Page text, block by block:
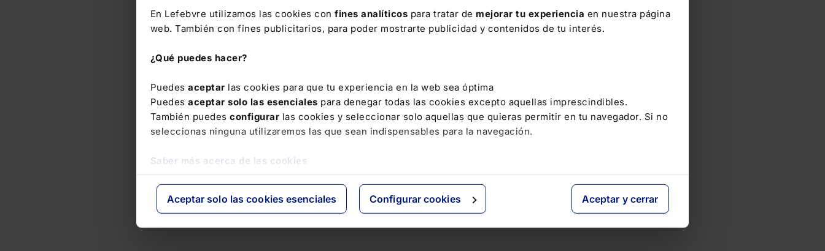
En Lefebvre utilizamos las cookies con fines analíticos para tratar de mejorar tu experiencia en nuestra página
web. También con fines publicitarios, para poder mostrarte publicidad y contenidos de tu interés.
¿Qué puedes hacer?
Puedes aceptar las cookies para que tu experiencia en la web sea óptima
Puedes aceptar solo las esenciales para denegar todas las cookies excepto aquellas imprescindibles.
También puedes configurar las cookies y seleccionar solo aquellas que quieras permitir en tu navegador. Si no
seleccionas ninguna utilizaremos las que sean indispensables para la navegación.
Saber más acerca de las cookies
Aceptar solo las cookies esenciales Configurar cookies Aceptar y cerrar